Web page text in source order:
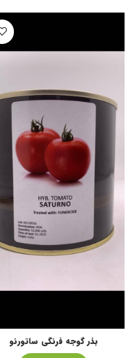
بذر گوجه فرنگی ساتورنو